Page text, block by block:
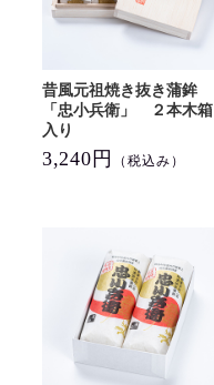
昔風元祖焼き抜き蒲鉾
「忠小兵衛」 ２本木箱
入り
3,240円 （税込み）